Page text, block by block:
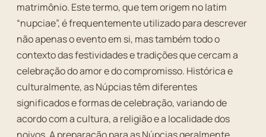
matrimônio. Este termo, que tem origem no latim
“nupciae”, é frequentemente utilizado para descrever
não apenas o evento em si, mas também todo o
contexto das festividades e tradições que cercam a
celebração do amor e do compromisso. Histórica e
culturalmente, as Núpcias têm diferentes
significados e formas de celebração, variando de
acordo com a cultura, a religião e a localidade dos